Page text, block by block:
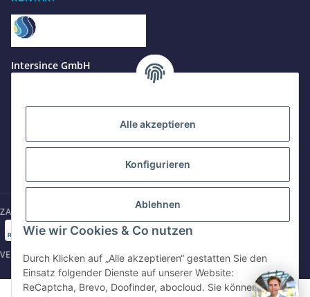
Wir sind gerne für Sie da
Jetzt anrufen
+49 8679 984969 - 0
werktags Mo–Fr 8:30–17:00 Uhr
WhatsApp
+49 162 5669885
E-Mail schreiben
shop@intersince.de
Webseite besuchen
www.intersince-group.de
Intersince GmbH
84508 Burgkirchen a.d.Alz
Mo-Fr: 8:30 - 17:00 Uhr
ZAHLUNGSARTEN
VERSANDARTEN
©2025 Intersince GmbH | powered by Intersince Group
Alle akzeptieren
Konfigurieren
Ablehnen
Wie wir Cookies & Co nutzen
Durch Klicken auf „Alle akzeptieren“ gestatten Sie den
Einsatz folgender Dienste auf unserer Website:
ReCaptcha, Brevo, Doofinder, abocloud. Sie können die